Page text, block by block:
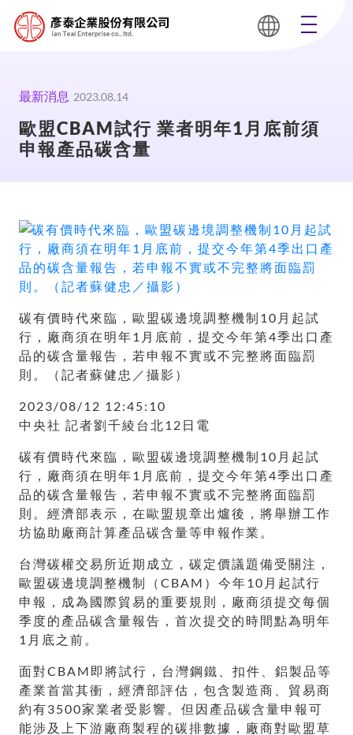
最新消息 2023.08.14
歐盟CBAM試行 業者明年1月底前須
申報產品碳含量
碳有價時代來臨，歐盟碳邊境調整機制10月起試
行，廠商須在明年1月底前，提交今年第4季出口產
品的碳含量報告，若申報不實或不完整將面臨罰
則。（記者蘇健忠／攝影）
2023/08/12 12:45:10
中央社 記者劉千綾台北12日電
碳有價時代來臨，歐盟碳邊境調整機制10月起試
行，廠商須在明年1月底前，提交今年第4季出口產
品的碳含量報告，若申報不實或不完整將面臨罰
則。經濟部表示，在歐盟規章出爐後，將舉辦工作
坊協助廠商計算產品碳含量等申報作業。
台灣碳權交易所近期成立，碳定價議題備受關注，
歐盟碳邊境調整機制（CBAM）今年10月起試行
申報，成為國際貿易的重要規則，廠商須提交每個
季度的產品碳含量報告，首次提交的時間點為明年
1月底之前。
面對CBAM即將試行，台灣鋼鐵、扣件、鋁製品等
產業首當其衝，經濟部評估，包含製造商、貿易商
約有3500家業者受影響。但因產品碳含量申報可
能涉及上下游廠商製程的碳排數據，廠商對歐盟草